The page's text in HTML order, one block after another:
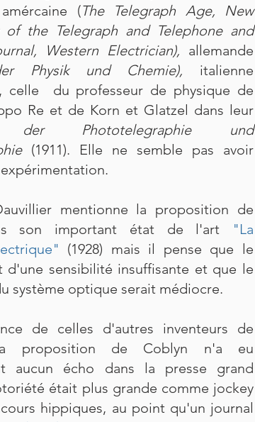
(The Telegraph Age, New
of the Telegraph and Telephone and
Western Electrician), allemande
Physik und Chemie), italienne
celle du professeur de physique de
Re et de Korn et Glatzel dans leur
der Phototelegraphie und
(1911). Elle ne semble pas avoir
mentionne la proposition de
son important état de l'art
"La
(1928) mais il pense que le
d'une sensibilité insuffisante et que le
système optique serait médiocre.
de celles d'autres inventeurs de
proposition de Coblyn n'a eu
aucun écho dans la presse grand
était plus grande comme jockey
hippiques, au point qu'un journal